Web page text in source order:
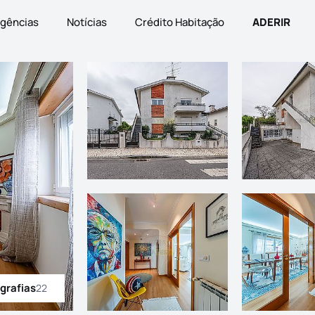
Notícias Crédito Habitação ADERIR
as fotografias
22